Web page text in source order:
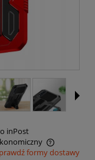
inPost
formy dostawy